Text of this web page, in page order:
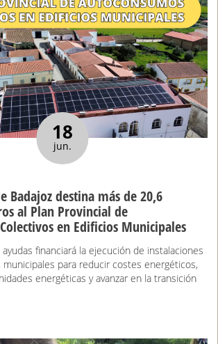
18
jun.
Badajoz destina más de 20,6
al Plan Provincial de
en Edificios Municipales
financiará la ejecución de instalaciones
para reducir costes energéticos,
energéticas y avanzar en la transición